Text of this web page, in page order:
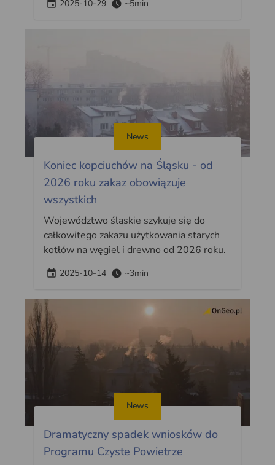
2025-10-29 ~5min
News
Koniec kopciuchów na Śląsku - od
2026 roku zakaz obowiązuje
wszystkich
Województwo śląskie szykuje się do
całkowitego zakazu użytkowania starych
kotłów na węgiel i drewno od 2026 roku.
2025-10-14 ~3min
News
Dramatyczny spadek wniosków do
Programu Czyste Powietrze